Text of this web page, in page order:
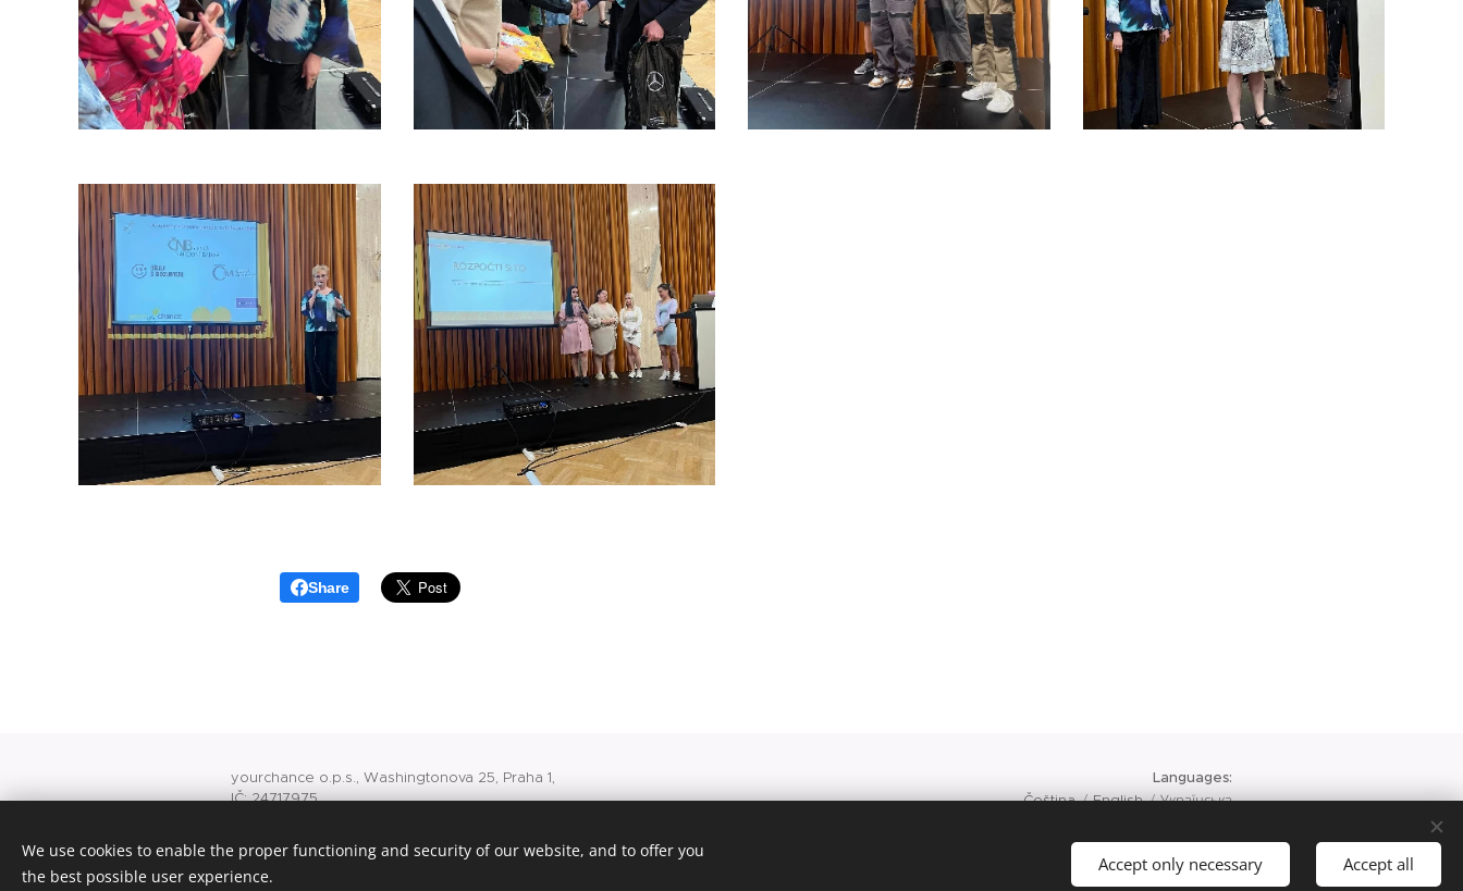
Share
yourchance o.p.s., Washingtonova 25, Praha 1,
IČ: 24717975
konto veřejné sbírky 8418245001/5500
Cookies
Languages
Čeština
English Українська
We use cookies to enable the proper functioning and security of our website, and to offer you
the best possible user experience.
Accept only necessary Accept all